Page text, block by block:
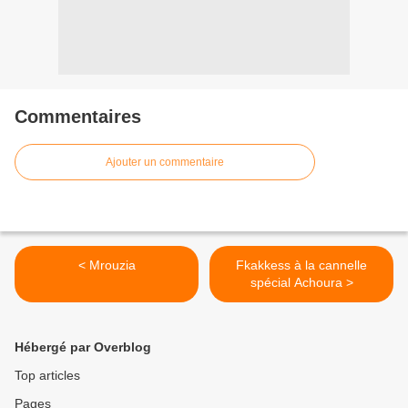
Commentaires
Ajouter un commentaire
< Mrouzia
Fkakkess à la cannelle
spécial Achoura >
Hébergé par Overblog
Top articles
Pages